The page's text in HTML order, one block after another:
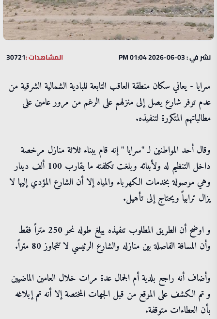
نشر في : 03-06-2026 01:04 PM المشاهدات :30721
سرايا - يعاني سكان منطقة العاقب التابعة للبادية الشمالية الشرقية من
عدم توفر شارع يصل إلى منزلهم على الرغم من مرور عامين على
مطالباتهم المتكررة لتنفيذه.
وقال أحد المواطنين لـ "سرايا " إنه قام ببناء ثلاثة منازل مرخصة
داخل التنظيم له ولأبنائه وبلغت تكلفته ما يقارب 100 ألف دينار
وهي موصولة بخدمات الكهرباء والمياه إلا أن الشارع المؤدي إليها لا
يزال ترابياً ويحتاج إلى تأهيل.
و اوضح أن الطريق المطلوب تنفيذه يبلغ طوله نحو 250 متراً فقط
وأن المسافة الفاصلة بين منازله والشارع الرئيسي لا تتجاوز 80 متراً.
وأضاف أنه راجع بلدية أم الجمال عدة مرات خلال العامين الماضيين
و تم الكشف على الموقع من قبل الجهات المختصة إلا أنه تم إبلاغه
بأن العطاءات متوقفة.